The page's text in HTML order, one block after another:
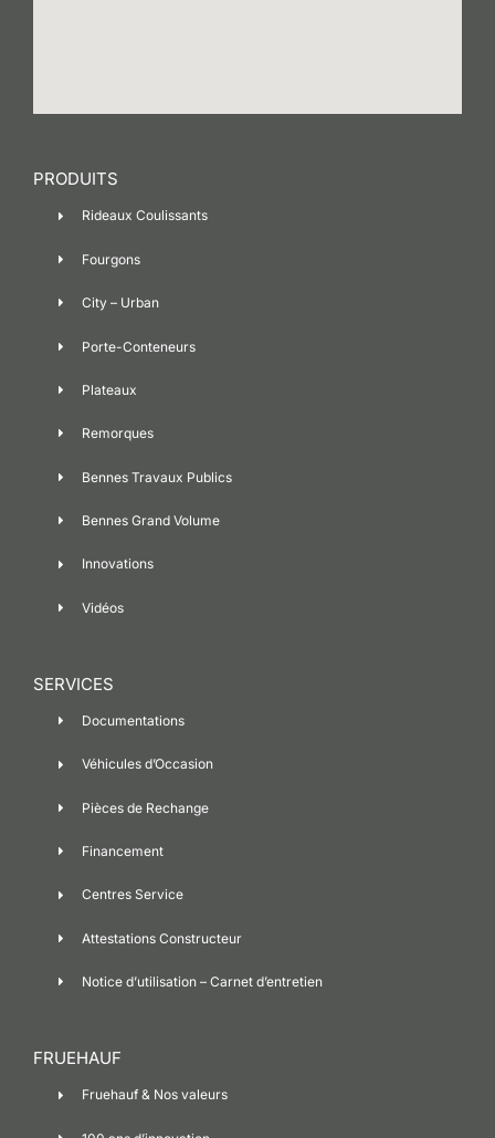
PRODUITS
Rideaux Coulissants
Fourgons
City – Urban
Porte-Conteneurs
Plateaux
Remorques
Bennes Travaux Publics
Bennes Grand Volume
Innovations
Vidéos
SERVICES
Documentations
Véhicules d’Occasion
Pièces de Rechange
Financement
Centres Service
Attestations Constructeur
Notice d’utilisation – Carnet d’entretien
FRUEHAUF
Fruehauf & Nos valeurs